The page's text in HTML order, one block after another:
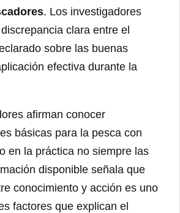
. Los investigadores
clara entre el
sobre las buenas
efectiva durante la
afirman conocer
básicas para la pesca con
en la práctica no siempre las
disponible señala que
conocimiento y acción es uno
factores que explican el